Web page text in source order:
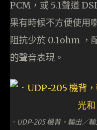
PCM，或 5.1聲道
果有時候不方便使用
阻抗少於 0.1ohm ，
的聲音表現。
．UDP-205 機背，輸出／